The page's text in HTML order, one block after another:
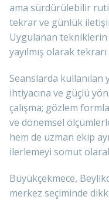
ama sürdürülebilir
tekrar ve günlük
Uygulanan tekniklerin
yayılmış olarak
Seanslarda kullanılan
ihtiyacına ve güçlü
çalışma; gözlem
ve dönemsel
hem de uzman ekip
ilerlemeyi somut
Büyükçekmece,
merkez seçiminde